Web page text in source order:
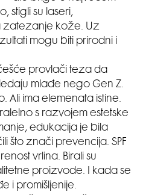
stigli su laseri,
zatezanje kože. Uz
mogu biti prirodni i
provlači teza da
mlađe nego Gen Z.
Ali ima elemenata istine.
s razvojem estetske
edukacija je bila
što znači prevencija. SPF
vrlina. Birali su
proizvode. I kada se
i promišljenije.